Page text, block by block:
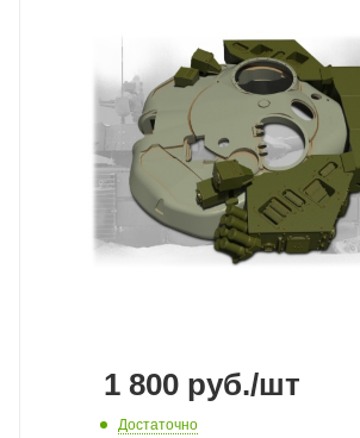
1 800 руб./шт
Достаточно